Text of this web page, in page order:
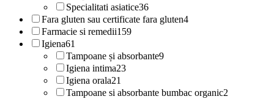
Specialitati asiatice36
Fara gluten sau certificate fara gluten4
Farmacie si remedii159
Igiena61
Tampoane și absorbante9
Igiena intima23
Igiena orala21
Tampoane si absorbante bumbac organic2